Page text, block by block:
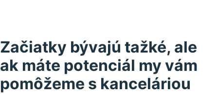
Začiatky bývajú tažké, ale
ak máte potenciál my vám
pomôžeme s kanceláriou